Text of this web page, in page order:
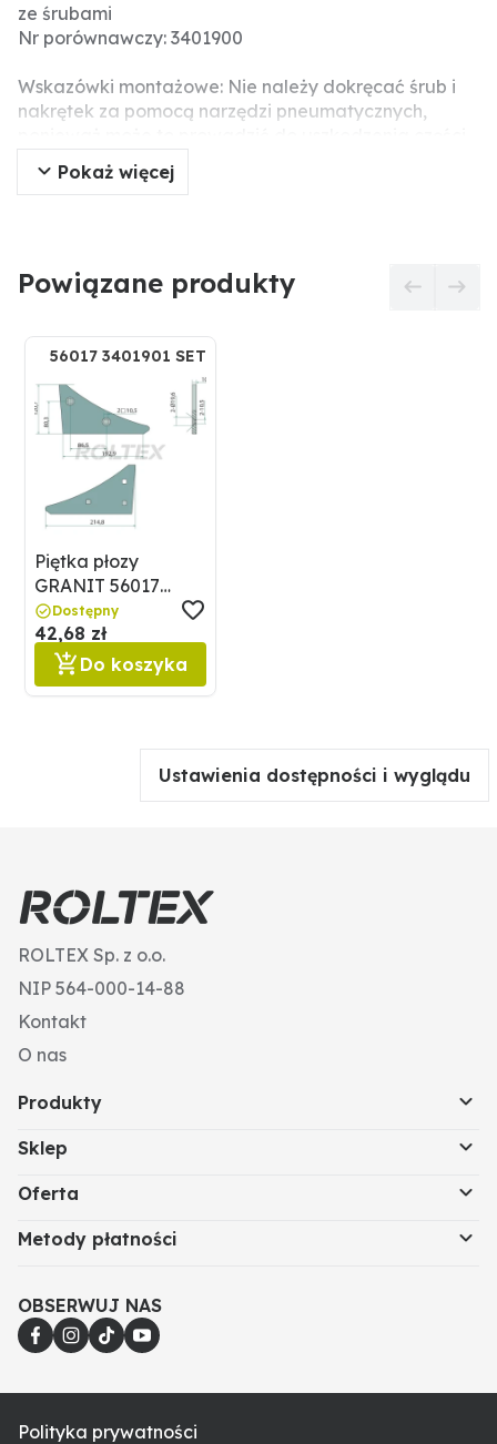
ze śrubami
Nr porównawczy: 3401900
Wskazówki montażowe: Nie należy dokręcać śrub i
nakrętek za pomocą narzędzi pneumatycznych,
roboczej (pęknięcia naprężeniowe).
Śruby z nakrętkami w zestawie: 2 x 1801035810
Pokaż więcej
Powiązane produkty
56017 3401901 SET
Piętka płozy
GRANIT 56017
3401901 SET
Dostępny
42,68 zł
Do koszyka
Ustawienia dostępności i wyglądu
ROLTEX Sp. z o.o.
NIP 564-000-14-88
Kontakt
O nas
Produkty
Sklep
Oferta
Metody płatności
OBSERWUJ NAS
Polityka prywatności